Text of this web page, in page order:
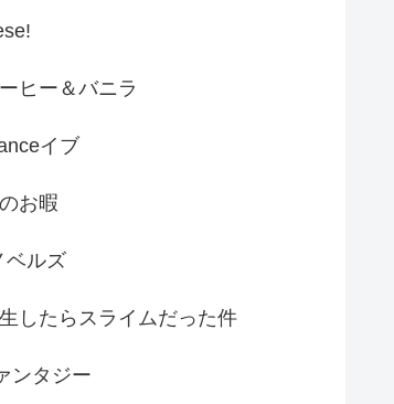
ヒー＆バニラ
イブ
お暇
ベルズ
したらスライムだった件
ンタジー